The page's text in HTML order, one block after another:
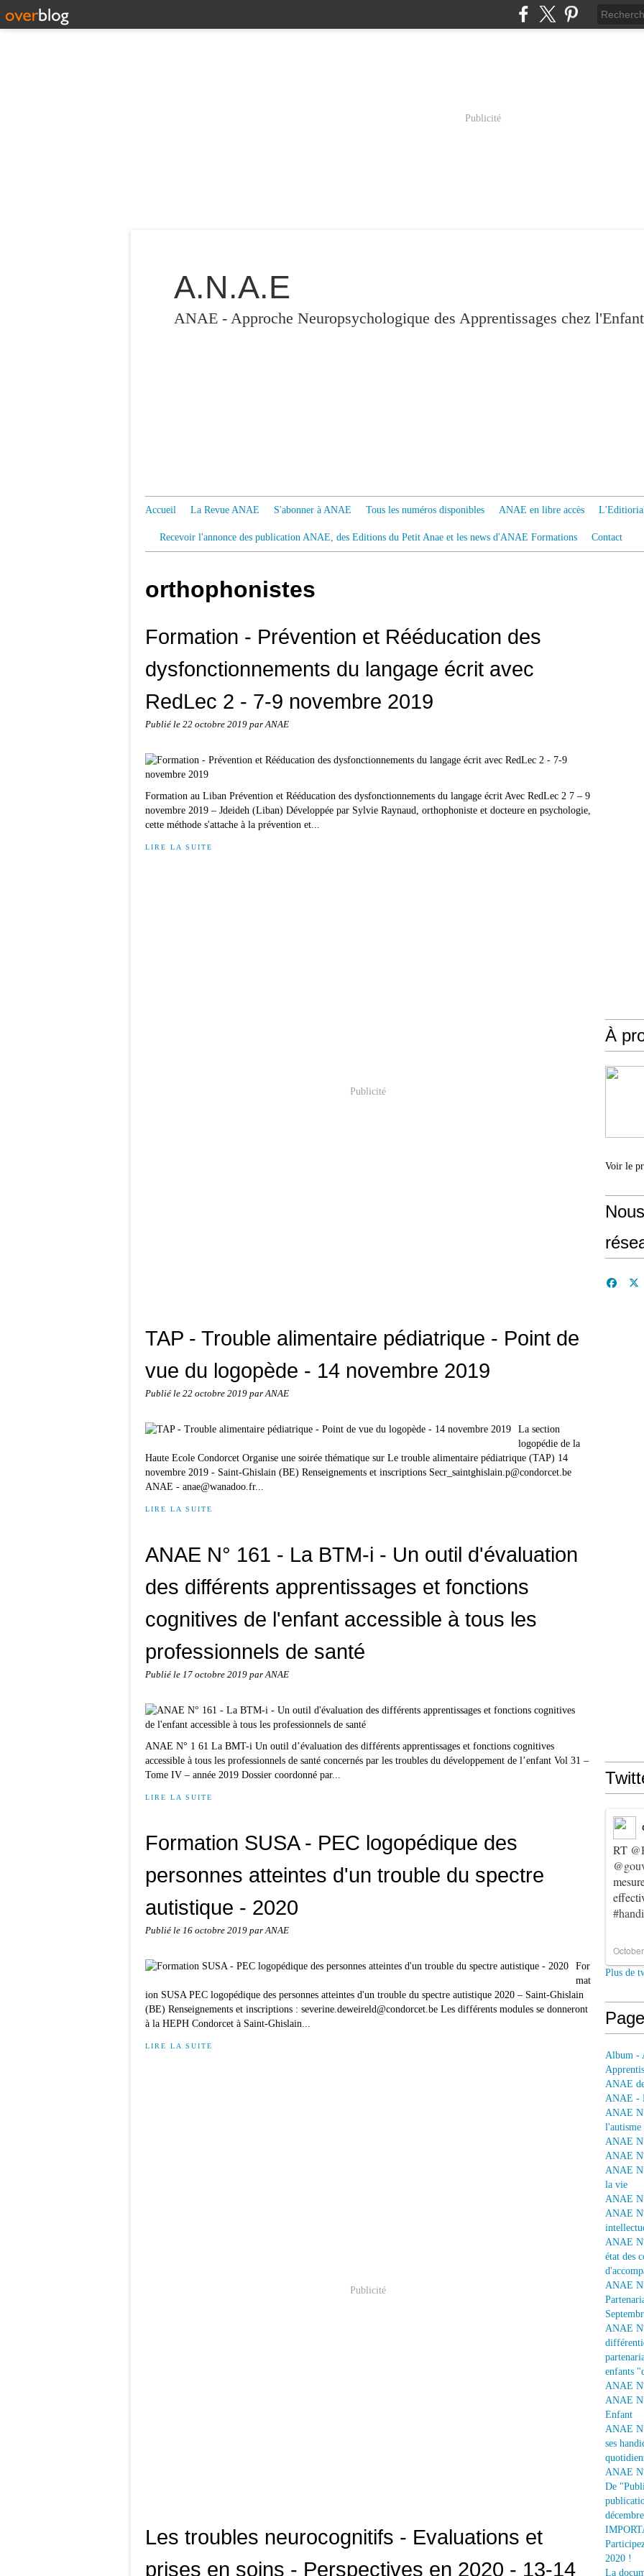
Publicité
A.N.A.E
ANAE - Approche Neuropsychologique des Apprentissages chez
Accueil La Revue ANAE S'abonner à ANAE Tous les numéros disponibles ANAE en libre accès
Recevoir l'annonce des publication ANAE, des Editions du Petit Anae et les news d'ANAE Formations Contact
orthophonistes
Formation - Prévention et Rééducation des
dysfonctionnements du langage écrit avec
RedLec 2 - 7-9 novembre 2019
Publié le 22 octobre 2019 par ANAE
Formation au Liban Prévention et Rééducation des dysfonctionnements du langage écrit Avec RedLec 2 7 – 9
novembre 2019 – Jdeideh (Liban) Développée par Sylvie Raynaud, orthophoniste et docteure en psychologie,
cette méthode s'attache à la prévention et...
LIRE LA SUITE
Publicité
TAP - Trouble alimentaire pédiatrique - Point de
vue du logopède - 14 novembre 2019
Publié le 22 octobre 2019 par ANAE
La section
logopédie de la
Haute Ecole Condorcet Organise une soirée thématique sur Le trouble alimentaire pédiatrique (TAP) 14
novembre 2019 - Saint-Ghislain (BE) Renseignements et inscriptions Secr_saintghislain.p@condorcet.be
ANAE - anae@wanadoo.fr...
LIRE LA SUITE
ANAE N° 161 - La BTM-i - Un outil d'évaluation
des différents apprentissages et fonctions
cognitives de l'enfant accessible à tous les
professionnels de santé
Publié le 17 octobre 2019 par ANAE
ANAE N° 1 61 La BMT-i Un outil d’évaluation des différents apprentissages et fonctions cognitives
accessible à tous les professionnels de santé concernés par les troubles du développement de l’enfant Vol 31 –
Tome IV – année 2019 Dossier coordonné par...
LIRE LA SUITE
Formation SUSA - PEC logopédique des
personnes atteintes d'un trouble du spectre
autistique - 2020
Publié le 16 octobre 2019 par ANAE
For
mat
ion SUSA PEC logopédique des personnes atteintes d'un trouble du spectre autistique 2020 – Saint-Ghislain
(BE) Renseignements et inscriptions : severine.deweireld@condorcet.be Les différents modules se donneront
à la HEPH Condorcet à Saint-Ghislain...
LIRE LA SUITE
Publicité
Les troubles neurocognitifs - Evaluations et
prises en soins - Perspectives en 2020 - 13-14
À
Voir le
RT
Plus de
Album -
ANAE
ANAE -
ANAE
l'autisme
ANAE
ANAE
ANAE
la vie
ANAE
ANAE
ANAE
état des
ANAE
ANAE
enfants
ANAE
ANAE
Enfant
ANAE
ses
ANAE
De
décembre
2020 !
La